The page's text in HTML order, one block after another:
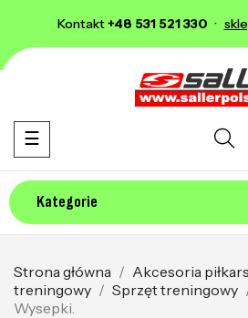
Kontakt+48 531 521 330 ·
Kategorie
Toggle navigation
☰
Strona główna
Akcesoria
treningowy
Sprzęt treningowy
Wysepki.